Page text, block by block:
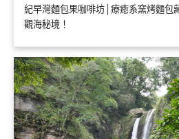
紀早灣麵包果咖啡坊│療癒系窯烤麵包
觀海秘境！